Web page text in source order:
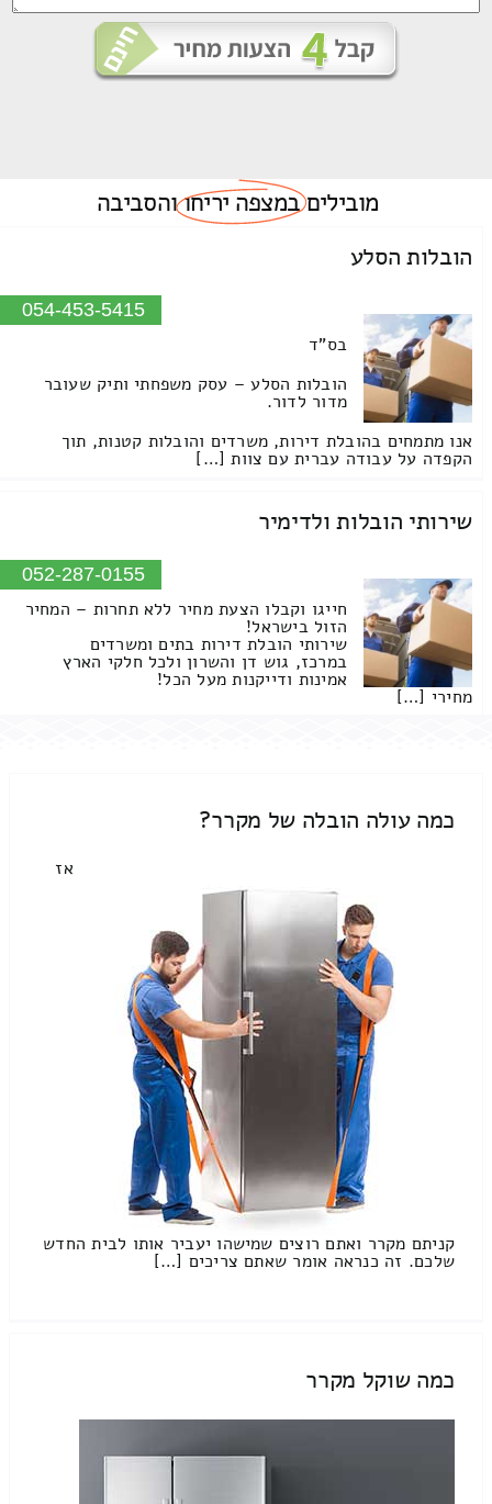
מוביליםבמצפה יריחווהסביבה
הובלות הסלע
054-453-5415
בס"ד
הובלות הסלע – עסק משפחתי ותיק שעובר
מדור לדור.
אנו מתמחים בהובלת דירות, משרדים והובלות קטנות, תוך
הקפדה על עבודה עברית עם צוות […]
שירותי הובלות ולדימיר
052-287-0155
חייגו וקבלו הצעת מחיר ללא תחרות – המחיר
הזול בישראל!
שירותי הובלת דירות בתים ומשרדים
במרכז, גוש דן והשרון ולכל חלקי הארץ
אמינות ודייקנות מעל הכל!
מחירי […]
כמה עולה הובלה של מקרר?
אז
קניתם מקרר ואתם רוצים שמישהו יעביר אותו לבית החדש
שלכם. זה כנראה אומר שאתם צריכים […]
כמה שוקל מקרר